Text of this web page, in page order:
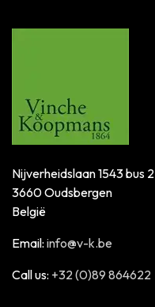
Nijverheidslaan 1543 bus 2
3660 Oudsbergen
België
Email: info@v-k.be
Call us: +32 (0)89 864622